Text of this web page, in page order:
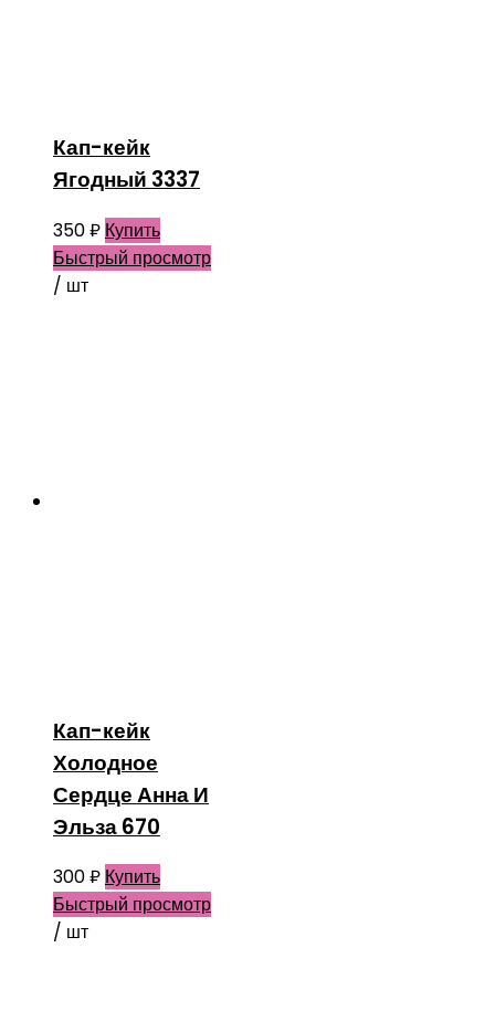
Кап-кейк
Ягодный 3337
350₽ Купить
Быстрый просмотр
/ шт
Кап-кейк
Холодное
Сердце Анна И
Эльза 670
300₽ Купить
Быстрый просмотр
/ шт